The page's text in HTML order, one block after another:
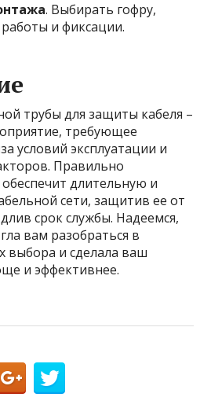
. Выбирать гофру,
и фиксации.
трубы для защиты кабеля –
требующее
условий эксплуатации и
Правильно
длительную и
сети, защитив ее от
срок службы. Надеемся,
вам разобраться в
выбора и сделала ваш
и эффективнее.